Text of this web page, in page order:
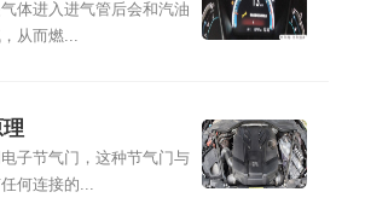
体进入进气管后会和汽油
从而燃...
子节气门，这种节气门与
何连接的...